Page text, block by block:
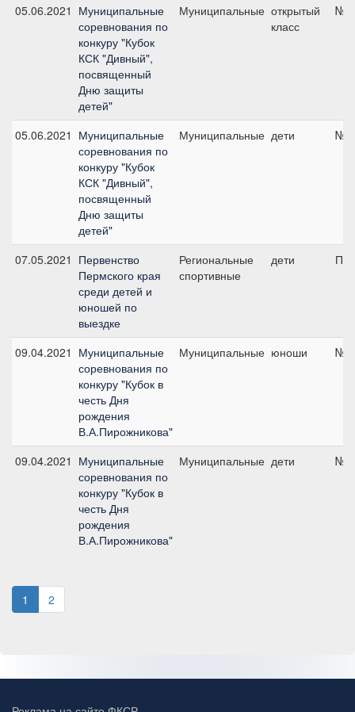
05.06.2021 Муниципальные
соревнования по
конкуру "Кубок
КСК "Дивный",
посвященный
Дню защиты
детей"
Муниципальные открытый
класс
05.06.2021 Муниципальные
соревнования по
конкуру "Кубок
КСК "Дивный",
посвященный
Дню защиты
детей"
Муниципальные дети
07.05.2021 Первенство
Пермского края
среди детей и
юношей по
выездке
Региональные
спортивные
дети ПП
09.04.2021 Муниципальные
соревнования по
конкуру "Кубок в
честь Дня
рождения
В.А.Пирожникова"
Муниципальные юноши
09.04.2021 Муниципальные
соревнования по
конкуру "Кубок в
честь Дня
рождения
В.А.Пирожникова"
Муниципальные дети
1 2